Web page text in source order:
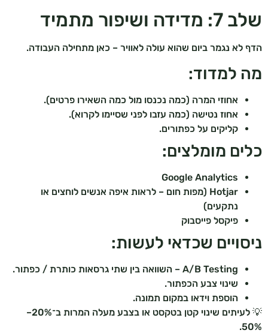
שלב 7: מדידה ושיפור מתמיד
הדף לא נגמר ביום שהוא עולה לאוויר – כאן מתחילה העבודה.
מה למדוד:
אחוזי המרה (כמה נכנסו מול כמה השאירו פרטים).
אחוז נטישה (כמה עזבו לפני שסיימו לקרוא).
קליקים על כפתורים.
כלים מומלצים:
Google Analytics
Hotjar (מפות חום – לראות איפה אנשים לוחצים או
נתקעים)
פיקסל פייסבוק
ניסויים שכדאי לעשות:
A/B Testing – השוואה בין שתי גרסאות כותרת / כפתור.
שינוי צבע הכפתור.
הוספת וידאו במקום תמונה.
💡 לעיתים שינוי קטן בטקסט או בצבע מעלה המרות ב־20%–
50%.